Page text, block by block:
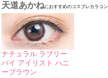
天道あかねにおすすめのコスプレカラコン
ナチュラル ラブリー
バイ アイリスト ハニ
ーブラウン